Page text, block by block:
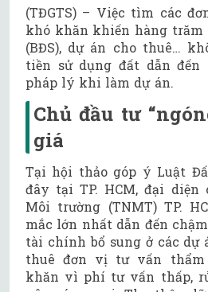
(TĐGTS) – Việc tìm các
khó khăn khiến hàng trăm
(BĐS), dự án cho thuê…
tiền sử dụng đất dẫn
pháp lý khi làm dự án.
Chủ đầu tư
giá
Tại hội thảo góp ý Luật
đây tại TP. HCM, đại diện
Môi trường (TNMT) TP.
mắc lớn nhất dẫn đến
tài chính bổ sung ở các dự
thuê đơn vị tư vấn
khăn vì phí tư vấn thấp,